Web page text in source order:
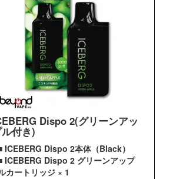
Dispo 2(グリーンアッ
付き)
ICEBERG Dispo 2本体（Black）
ICEBERG Dispo 2 グリーンアップ
カートリッジ × 1